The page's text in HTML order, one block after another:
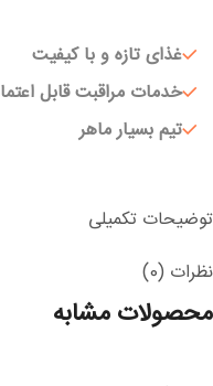
غذای تازه و با کیفیت
خدمات مراقبت قابل
تیم بسیار ماهر
توضیحات تکمیلی
نظرات (0)
محصولات مشابه